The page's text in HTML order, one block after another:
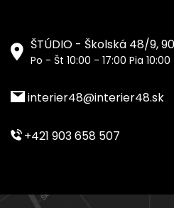
ŠTÚDIO - Školská 48/9,
Po - Št 10:00 - 17:00 Pia
interier48@interier48.sk
+421 903 658 507